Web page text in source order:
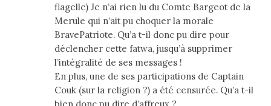
flagelle) Je n’ai rien lu du Comte Bargeot de la
Merule qui n’ait pu choquer la morale
BravePatriote. Qu’a t-il donc pu dire pour
déclencher cette fatwa, jusqu’à supprimer
l’intégralité de ses messages !
En plus, une de ses participations de Captain
Couk (sur la religion ?) a été censurée. Qu’a t-il
bien donc pu dire d’affreux ?